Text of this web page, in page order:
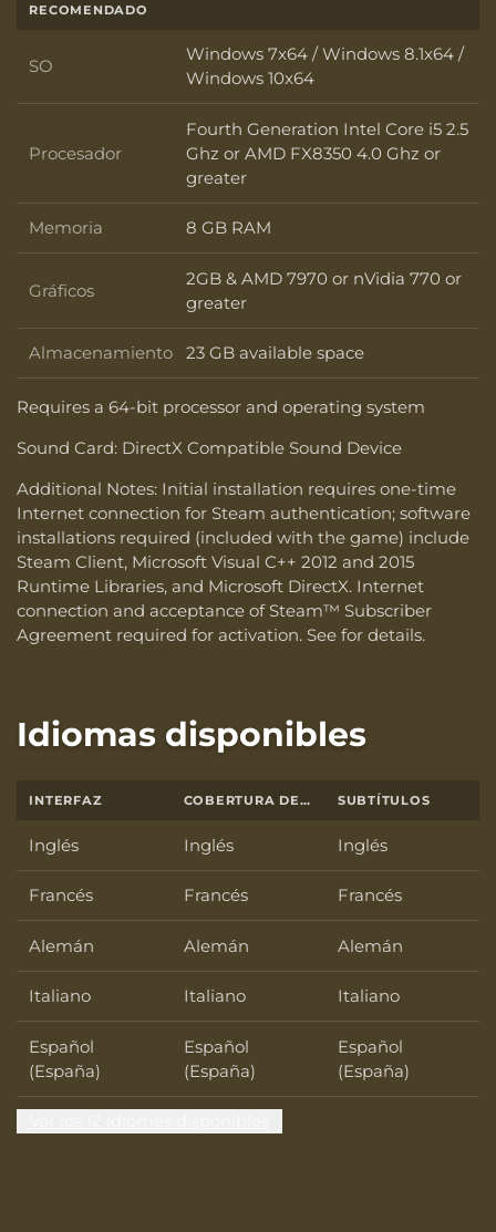
RECOMENDADO
SO SO
Windows 7x64 / Windows 8.1x64 /
Windows 10x64
Procesador Procesador
Fourth Generation Intel Core i5 2.5
Ghz or AMD FX8350 4.0 Ghz or
greater
Memoria Memoria
8 GB RAM
Gráficos Gráficos
2GB & AMD 7970 or nVidia 770 or
greater
Almacenamiento Almacenamiento
23 GB available space
Requires a 64-bit processor and operating system
Sound Card: DirectX Compatible Sound Device
Additional Notes: Initial installation requires one-time
Internet connection for Steam authentication; software
installations required (included with the game) include
Steam Client, Microsoft Visual C++ 2012 and 2015
Runtime Libraries, and Microsoft DirectX. Internet
connection and acceptance of Steam™ Subscriber
Agreement required for activation. See for details.
Idiomas disponibles
INTERFAZ COBERTURA DE SONIDO TOTAL SUBTÍTULOS
Inglés Inglés Inglés
Francés Francés Francés
Alemán Alemán Alemán
Italiano Italiano Italiano
Español
(España)
Español
(España)
Español
(España)